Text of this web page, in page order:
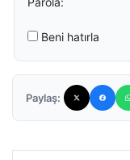
Beni hatırla
Paylaş: